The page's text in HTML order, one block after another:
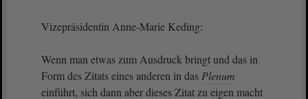
Vizepräsidentin Anne-Marie Keding:
Wenn man etwas zum Ausdruck bringt und das in
Form des Zitats eines anderen in das Plenum
einführt, sich dann aber dieses Zitat zu eigen macht